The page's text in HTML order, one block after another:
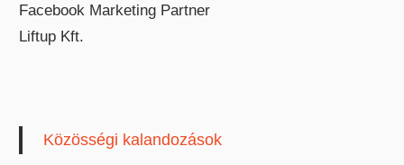
Facebook Marketing Partner
Liftup Kft.
Közösségi kalandozások